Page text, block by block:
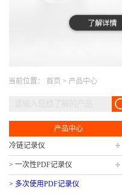
当前位置： 首页 > 产品中心
产品中心
冷链记录仪
> 一次性PDF记录仪
> 多次使用PDF记录仪